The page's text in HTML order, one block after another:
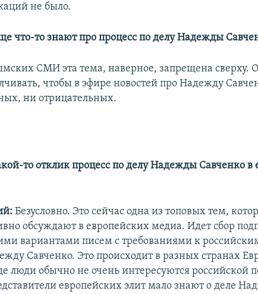
не было.
что-то знают про процесс по делу Надежды
СМИ эта тема, наверное, запрещена сверху.
чтобы в эфире новостей про Надежду
ни отрицательных.
то отклик процесс по делу Надежды Савченко в
Безусловно. Это сейчас одна из топовых тем,
обсуждают в европейских медиа. Идет сбор
вариантами писем с требованиями к
Савченко. Это происходит в разных странах
люди обычно не очень интересуются российской
европейских элит мало знают о деле